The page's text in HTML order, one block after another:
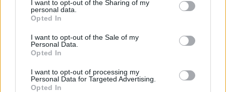
I want to opt-out of the Sharing of my
personal data.
Opted In
I want to opt-out of the Sale of my
Personal Data.
Opted In
I want to opt-out of processing my
Personal Data for Targeted Advertising.
Opted In
για τα Τέµπη, η διαφορά ανάμεσα στη
"μάνα των Τεμπών" και την αρχηγό
κόμματος και ο "ρεφενές" στο κόμμα
Τσίπρα & οι μισθοί των πρώην
βουλευτών ΣΥΡΙΖΑ
Αποδέχομαι τους
και την πολιτική απορρήτου